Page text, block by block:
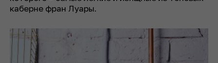
каберне фран Луары.